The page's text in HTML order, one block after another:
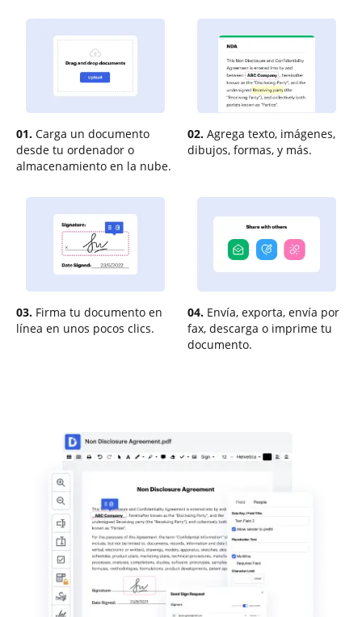
01. Carga un documento
desde tu ordenador o
almacenamiento en la nube.
02. Agrega texto, imágenes,
dibujos, formas, y más.
03. Firma tu documento en
línea en unos pocos clics.
04. Envía, exporta, envía por
fax, descarga o imprime tu
documento.